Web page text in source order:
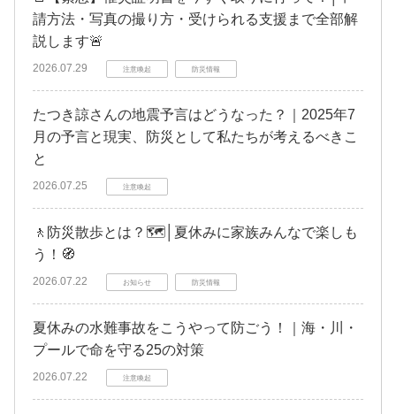
請方法・写真の撮り方・受けられる支援まで全部解
説します🚨
2026.07.29 注意喚起 防災情報
たつき諒さんの地震予言はどうなった？｜2025年7
月の予言と現実、防災として私たちが考えるべきこ
と
2026.07.25 注意喚起
🚶防災散歩とは？🗺️│夏休みに家族みんなで楽しも
う！🧭
2026.07.22 お知らせ 防災情報
夏休みの水難事故をこうやって防ごう！｜海・川・
プールで命を守る25の対策
2026.07.22 注意喚起